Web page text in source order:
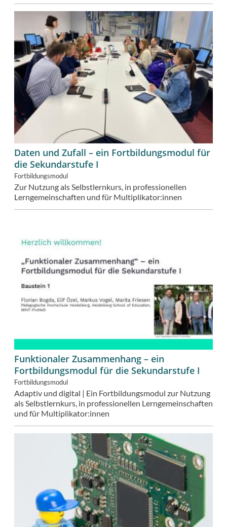
Daten und Zufall – ein Fortbildungsmodul für
die Sekundarstufe I
Fortbildungsmodul
Zur Nutzung als Selbstlernkurs, in professionellen
Lerngemeinschaften und für Multiplikator:innen
Funktionaler Zusammenhang – ein
Fortbildungsmodul für die Sekundarstufe I
Fortbildungsmodul
Adaptiv und digital | Ein Fortbildungsmodul zur Nutzung
als Selbstlernkurs, in professionellen Lerngemeinschaften
und für Multiplikator:innen